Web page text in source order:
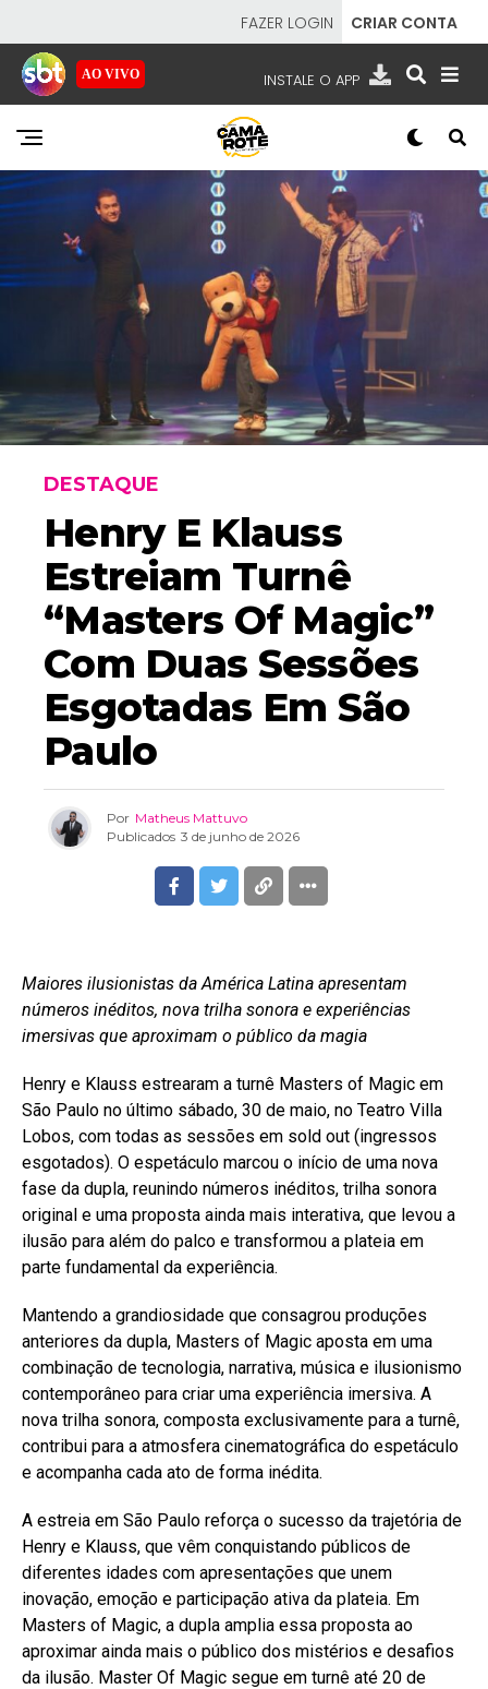
FAZER LOGIN CRIAR CONTA
AO VIVO INSTALE O APP
EMISSORAS
NOSSAS REDES
- SISTEMA BRASILEIRO DE TELEVISÃO
DESTAQUE
Henry E Klauss
Estreiam Turnê
“Masters Of Magic”
Com Duas Sessões
Esgotadas Em São
Paulo
Por Matheus Mattuvo
Publicados 3 de junho de 2026
Maiores ilusionistas da América Latina apresentam
números inéditos, nova trilha sonora e experiências
imersivas que aproximam o público da magia
Henry e Klauss estrearam a turnê Masters of Magic em
São Paulo no último sábado, 30 de maio, no Teatro Villa
Lobos, com todas as sessões em sold out (ingressos
esgotados). O espetáculo marcou o início de uma nova
fase da dupla, reunindo números inéditos, trilha sonora
original e uma proposta ainda mais interativa, que levou a
ilusão para além do palco e transformou a plateia em
parte fundamental da experiência.
Mantendo a grandiosidade que consagrou produções
anteriores da dupla, Masters of Magic aposta em uma
combinação de tecnologia, narrativa, música e ilusionismo
contemporâneo para criar uma experiência imersiva. A
nova trilha sonora, composta exclusivamente para a turnê,
contribui para a atmosfera cinematográfica do espetáculo
e acompanha cada ato de forma inédita.
A estreia em São Paulo reforça o sucesso da trajetória de
Henry e Klauss, que vêm conquistando públicos de
diferentes idades com apresentações que unem
inovação, emoção e participação ativa da plateia. Em
Masters of Magic, a dupla amplia essa proposta ao
aproximar ainda mais o público dos mistérios e desafios
da ilusão. Master Of Magic segue em turnê até 20 de